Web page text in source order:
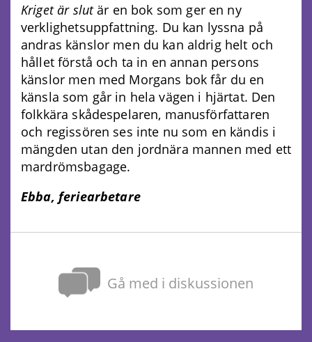
Kriget är slutär en bok som ger en ny
verklighetsuppfattning. Du kan lyssna på
andras känslor men du kan aldrig helt och
hållet förstå och ta in en annan persons
känslor men med Morgans bok får du en
känsla som går in hela vägen i hjärtat. Den
folkkära skådespelaren, manusförfattaren
och regissören ses inte nu som en kändis i
mängden utan den jordnära mannen med ett
mardrömsbagage.
Ebba, feriearbetare
Gå med i diskussionen